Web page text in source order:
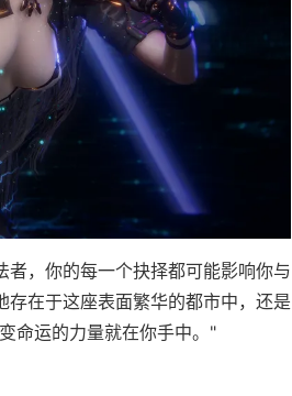
，你的每一个抉择都可能影响你与
在于这座表面繁华的都市中，还是
命运的力量就在你手中。"